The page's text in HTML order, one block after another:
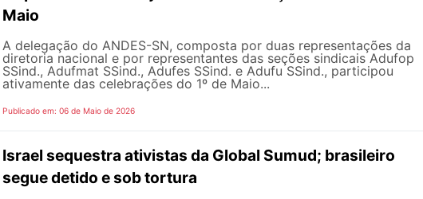
Maio
A delegação do ANDES-SN, composta por duas representações da
diretoria nacional e por representantes das seções sindicais Adufop
SSind., Adufmat SSind., Adufes SSind. e Adufu SSind., participou
ativamente das celebrações do 1º de Maio...
Publicado em: 06 de Maio de 2026
Israel sequestra ativistas da Global Sumud; brasileiro
segue detido e sob tortura